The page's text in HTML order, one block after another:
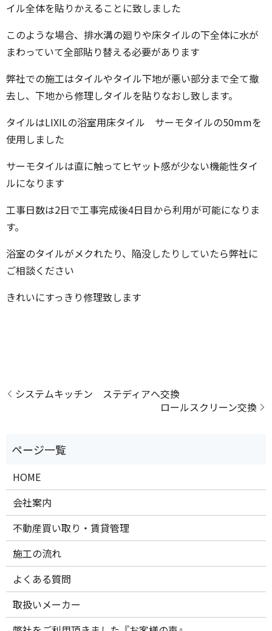
イル全体を貼りかえることに致しました
このような場合、排水溝の廻りや床タイルの下全体に水が
まわっていて全部貼り替える必要があります
弊社での施工はタイルやタイル下地が悪い部分まで全て撤
去し、下地から修理しタイルを貼りなおし致します。
タイルはLIXILの浴室用床タイル サーモタイルの50mmを
使用しました
サーモタイルは直に触ってヒヤット感が少ない機能性タイ
ルになります
工事日数は2日で工事完成後4日目から利用が可能になりま
す。
浴室のタイルがメクれたり、陥没したりしていたら弊社に
ご相談ください
きれいにすっきり修理致します
システムキッチン ステディアへ交換
ロールスクリーン交換
HOME
会社案内
不動産買い取り・賃貸管理
施工の流れ
よくある質問
取扱いメーカー